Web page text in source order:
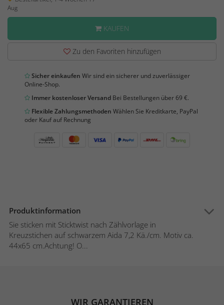
Aug
KAUFEN
Zu den Favoriten hinzufügen
Sicher einkaufen Wir sind ein sicherer und zuverlässiger
Online-Shop.
Immer kostenloser Versand Bei Bestellungen über 69 €.
Flexible Zahlungsmethoden Wählen Sie Kreditkarte, PayPal
oder Kauf auf Rechnung
Produktinformation
Sie sticken mit Sticktwist nach Zählvorlage in
Kreuzstichen auf schwarzem Aida 7,2 Kä./cm. Motiv ca.
44x65 cm.Achtung! O...
WIR GARANTIEREN